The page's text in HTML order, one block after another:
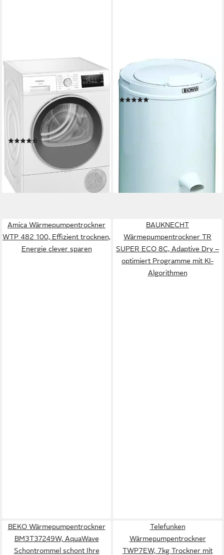
SIEMENS
Wärmepumpentrockner
iQ300 WT45HV0EM
8 kg
Kapazität Trocknen
1,19 kWh
Energieverbrauch pro Trocknung
62 dB(A) Betriebsgeräusch
Produktdatenblatt
(11)
529,00 €
15,36 €
mtl. in 48 Raten
-53%
lieferbar - in 2-3 Werktagen bei dir
THOMAS
Wäscheschleuder CENTRI
772 SEK, 2800 U/min, 3 kg
(29)
Amica Wärmepumpentrockner
WTP 482 100, Effizient trocknen,
Energie clever sparen
BAUKNECHT
Wärmepumpentrockner TR
SUPER ECO 8C, Adaptive Dry –
optimiert Programme mit KI-
Algorithmen
BEKO Wärmepumpentrockner
BM3T37249W, AquaWave
Schontrommel schont Ihre
Telefunken
Wärmepumpentrockner
TWP7EW, 7kg Trockner mit